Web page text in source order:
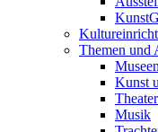
Themen und
Kunst
Theater
Musik